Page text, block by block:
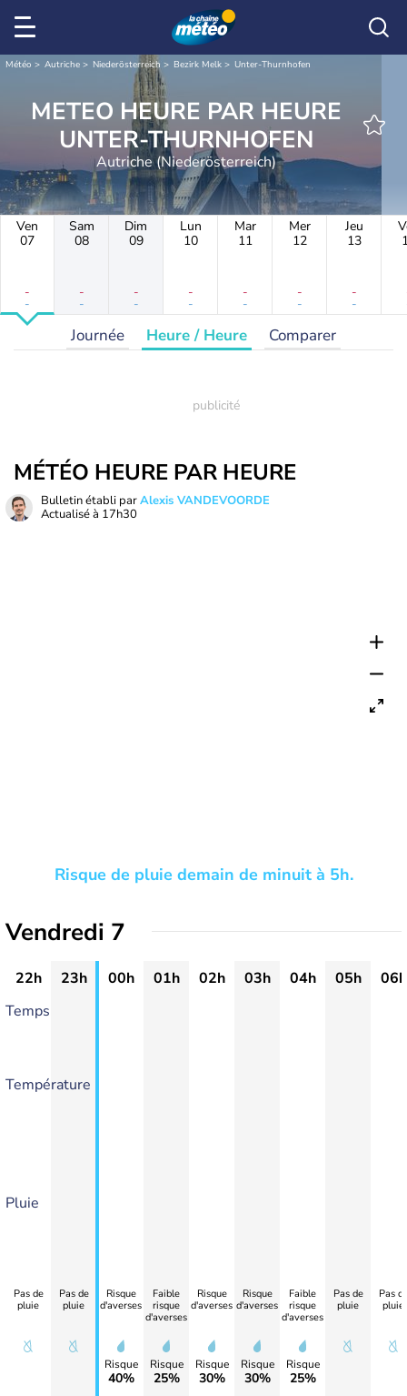
Météo Autriche Niederösterreich Bezirk Melk Unter-Thurnhofen
METEO HEURE PAR HEURE
UNTER-THURNHOFEN
Autriche (Niederösterreich)
Ven
07
-
-
Sam
08
-
-
Dim
09
-
-
Lun
10
-
-
Mar
11
-
-
Mer
12
-
-
Jeu
13
-
-
Journée Heure / Heure Comparer
MÉTÉO HEURE PAR HEURE
Bulletin établi parAlexis VANDEVOORDE
Actualisé à 17h30
Risque de pluie demain de minuit à 5h.
Vendredi 7
22h 23h 00h 01h 02h 03h 04h 05h
06h
Temps
Température
Pluie
Pas de
pluie
Pas de
pluie
Risque
d'averses
Risque
40%
Faible
risque
d'averses
Risque
25%
Risque
d'averses
Risque
30%
Risque
d'averses
Risque
30%
Faible
risque
d'averses
Risque
25%
Pas de
pluie
Pas
pluie